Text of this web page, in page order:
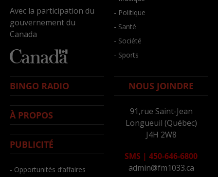
Avec la participation du
gouvernement du
Canada
- Politique
- Santé
- Société
- Sports
BINGO RADIO
À PROPOS
PUBLICITÉ
- Opportunités d’affaires
NOUS JOINDRE
91,rue Saint-Jean
Longueuil (Québec)
J4H 2W8
SMS | 450-646-6800
admin@fm1033.ca